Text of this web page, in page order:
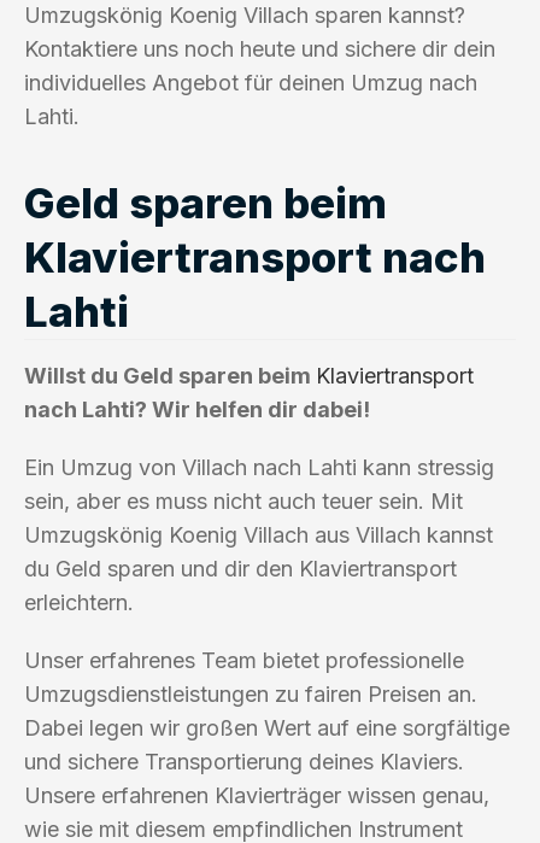
Umzugskönig Koenig Villach sparen kannst?
Kontaktiere uns noch heute und sichere dir dein
individuelles Angebot für deinen Umzug nach
Lahti.
Geld sparen beim
Klaviertransport nach
Lahti
Willst du Geld sparen beim Klaviertransport
nach Lahti? Wir helfen dir dabei!
Ein Umzug von Villach nach Lahti kann stressig
sein, aber es muss nicht auch teuer sein. Mit
Umzugskönig Koenig Villach aus Villach kannst
du Geld sparen und dir den Klaviertransport
erleichtern.
Unser erfahrenes Team bietet professionelle
Umzugsdienstleistungen zu fairen Preisen an.
Dabei legen wir großen Wert auf eine sorgfältige
und sichere Transportierung deines Klaviers.
Unsere erfahrenen Klavierträger wissen genau,
wie sie mit diesem empfindlichen Instrument